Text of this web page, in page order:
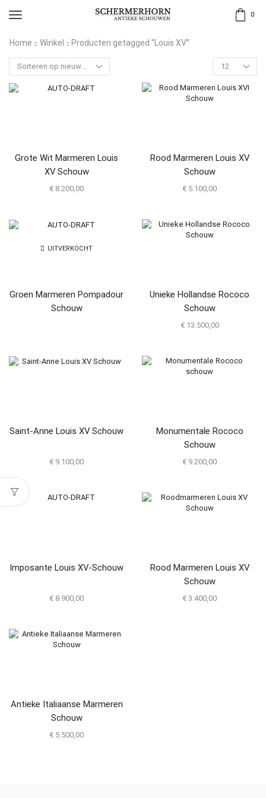
0
Home Winkel Producten getagged “Louis XV”
Grote Wit Marmeren Louis
XV Schouw
€ 8.200,00
Rood Marmeren Louis XV
Schouw
€ 5.100,00
UITVERKOCHT
Groen Marmeren Pompadour
Schouw
Unieke Hollandse Rococo
Schouw
€13.500,00
Saint-Anne Louis XV Schouw
€ 9.100,00
Monumentale Rococo
Schouw
€ 9.200,00
Imposante Louis XV-Schouw
€ 8.900,00
Rood Marmeren Louis XV
Schouw
€ 3.400,00
Antieke Italiaanse Marmeren
Schouw
€ 5.500,00